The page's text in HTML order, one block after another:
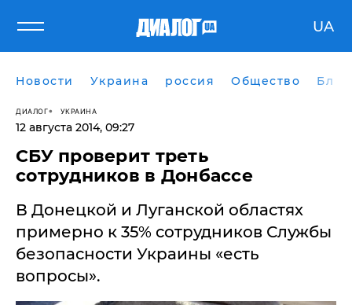
UA
Новости Украина россия Общество
ДИАЛОГ УКРАИНА
12 августа 2014, 09:27
СБУ проверит треть
сотрудников в Донбассе
В Донецкой и Луганской областях
примерно к 35% сотрудников Службы
безопасности Украины «есть
вопросы».